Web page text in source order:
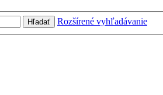
Hľadať Rozšírené vyhľadávanie